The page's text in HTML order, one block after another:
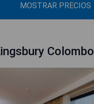
MOSTRAR PRECIOS
Colombo